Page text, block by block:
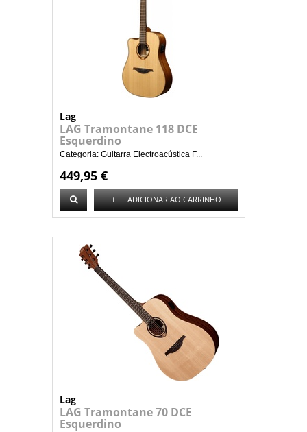
Lag
LAG Tramontane 118 DCE
Esquerdino
Categoria: Guitarra Electroacústica F...
449,95 €
+ ADICIONAR AO CARRINHO
Lag
LAG Tramontane 70 DCE
Esquerdino